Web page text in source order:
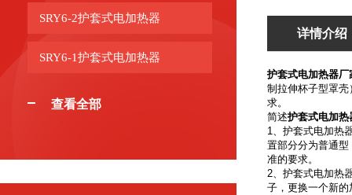
SRY6-2护套式电加热器
SRY6-1护套式电加热器
查看全部
详情介绍
护套式电加热器厂
制拉伸杯子型罩
求。
简述护套式电加热
1、护套式电加热
置部分分为普通
准的要求。
2、护套式电加热
子，更换一个新